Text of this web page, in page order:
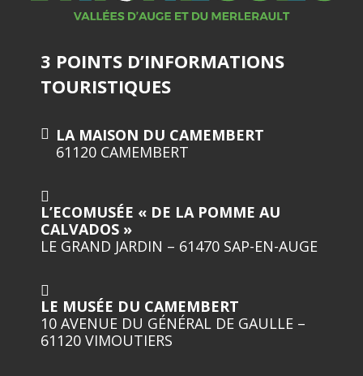
3 POINTS D’INFORMATIONS
TOURISTIQUES
LA MAISON DU CAMEMBERT
61120 CAMEMBERT
L’ECOMUSÉE « DE LA POMME AU
CALVADOS »
LE GRAND JARDIN – 61470 SAP-EN-AUGE
LE MUSÉE DU CAMEMBERT
10 AVENUE DU GÉNÉRAL DE GAULLE –
61120 VIMOUTIERS